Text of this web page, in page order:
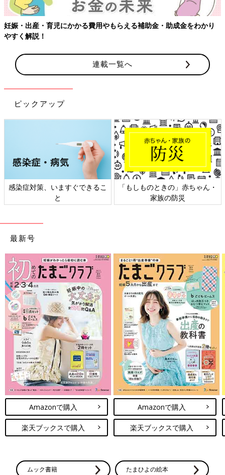
妊娠・出産・育児にかかる費用やもらえる補助金・助成金をわかり
やすく解説！
連載一覧へ
ピックアップ
感染症対策、いますぐできるこ
と
「もしものときの」赤ちゃん・
家族の防災
最新号
Amazonで購入
楽天ブックスで購入
Amazonで購入
楽天ブックスで購入
ムック書籍 たまひよの絵本